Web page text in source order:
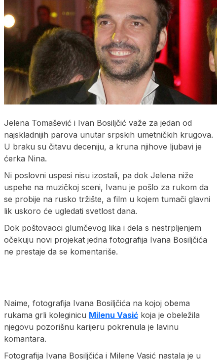
Jelena Tomašević i Ivan Bosiljčić važe za jedan od
najskladnijih parova unutar srpskih umetničkih krugova.
U braku su čitavu deceniju, a kruna njihove ljubavi je
ćerka Nina.
Ni poslovni uspesi nisu izostali, pa dok Jelena niže
uspehe na muzičkoj sceni, Ivanu je pošlo za rukom da
se probije na rusko tržište, a film u kojem tumači glavni
lik uskoro će ugledati svetlost dana.
Dok poštovaoci glumčevog lika i dela s nestrpljenjem
očekuju novi projekat jedna fotografija Ivana Bosiljčića
ne prestaje da se komentariše.
Naime, fotografija Ivana Bosiljčića na kojoj obema
rukama grli koleginicu Milenu Vasić koja je obeležila
njegovu pozorišnu karijeru pokrenula je lavinu
komantara.
Fotografija Ivana Bosiljčića i Milene Vasić nastala je u